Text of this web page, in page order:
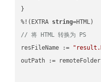
}
%!(EXTRA string
// 将 HTML 转换为 PS
resFileName :=
outPath :=